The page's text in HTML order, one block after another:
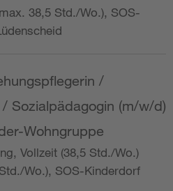
38,5 Std./Wo.), SOS-
/
Sozialpädagogin (m/w/d)
Wohngruppe
Vollzeit (38,5 Std./Wo.)
Wo.), SOS-Kinderdorf